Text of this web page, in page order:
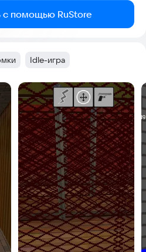
с помощью RuStore
Тег:
Idle-игра